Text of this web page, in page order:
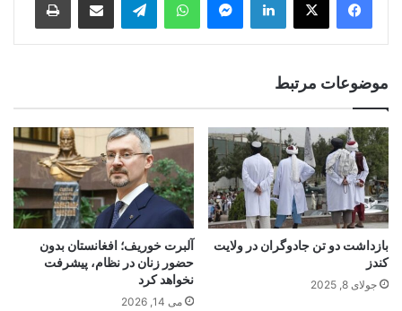
موضوعات مرتبط
بازداشت دو تن جادوگران در ولایت
کندز
جولای 8, 2025
آلبرت خوریف؛ افغانستان بدون
حضور زنان در نظام، پیشرفت
نخواهد کرد
می 14, 2026